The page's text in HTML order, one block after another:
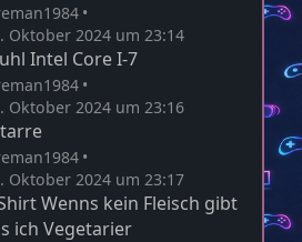
Oktober 2024 um 23:14
Intel Core I-7
Oktober 2024 um 23:16
Oktober 2024 um 23:17
Wenns kein Fleisch gibt
ich Vegetarier